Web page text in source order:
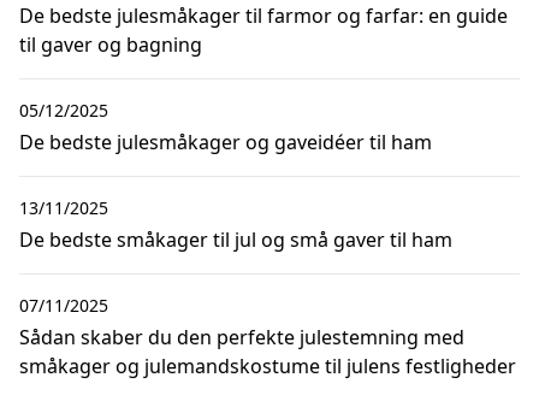
De bedste julesmåkager til farmor og farfar: en guide
til gaver og bagning
De bedste julesmåkager og gaveidéer til ham
05/12/2025
De bedste småkager til jul og små gaver til ham
13/11/2025
Sådan skaber du den perfekte julestemning med
småkager og julemandskostume til julens festligheder
07/11/2025